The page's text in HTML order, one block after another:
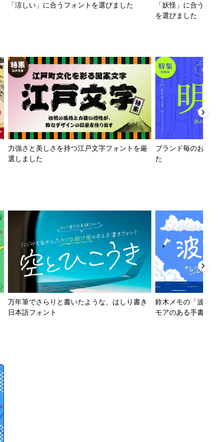
「涼しい」に合うフォントを選びました
「妖怪」に合うフ
を選びました
力強さと美しさを持つ江戸文字フォントを厳
選しました
ブランド毎のおす
た
万年筆でさらりと書いたような、はしり書き
日本語フォント
鈴木メモの「波と
モアのある手書き